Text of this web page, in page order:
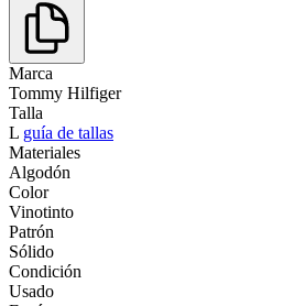
Marca
Tommy Hilfiger
Talla
L guía de tallas
Materiales
Algodón
Color
Vinotinto
Patrón
Sólido
Condición
Usado